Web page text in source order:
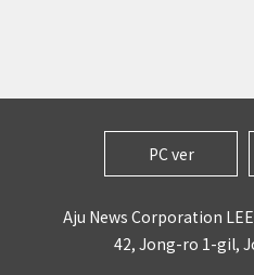
PC ver
Aju News Corporation
42, Jong-ro 1-gil,